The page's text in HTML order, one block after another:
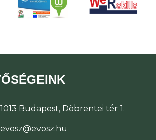
1013 Budapest, Döbrentei tér 1.
evosz@evosz.hu